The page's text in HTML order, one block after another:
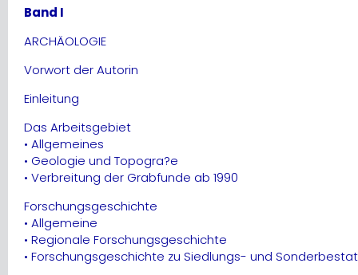
Band I
ARCHÄOLOGIE
Vorwort der Autorin
Einleitung
Das Arbeitsgebiet
• Allgemeines
• Geologie und Topogra?e
• Verbreitung der Grabfunde ab 1990
Forschungsgeschichte
• Allgemeine
• Regionale Forschungsgeschichte
• Forschungsgeschichte zu Siedlungs- und